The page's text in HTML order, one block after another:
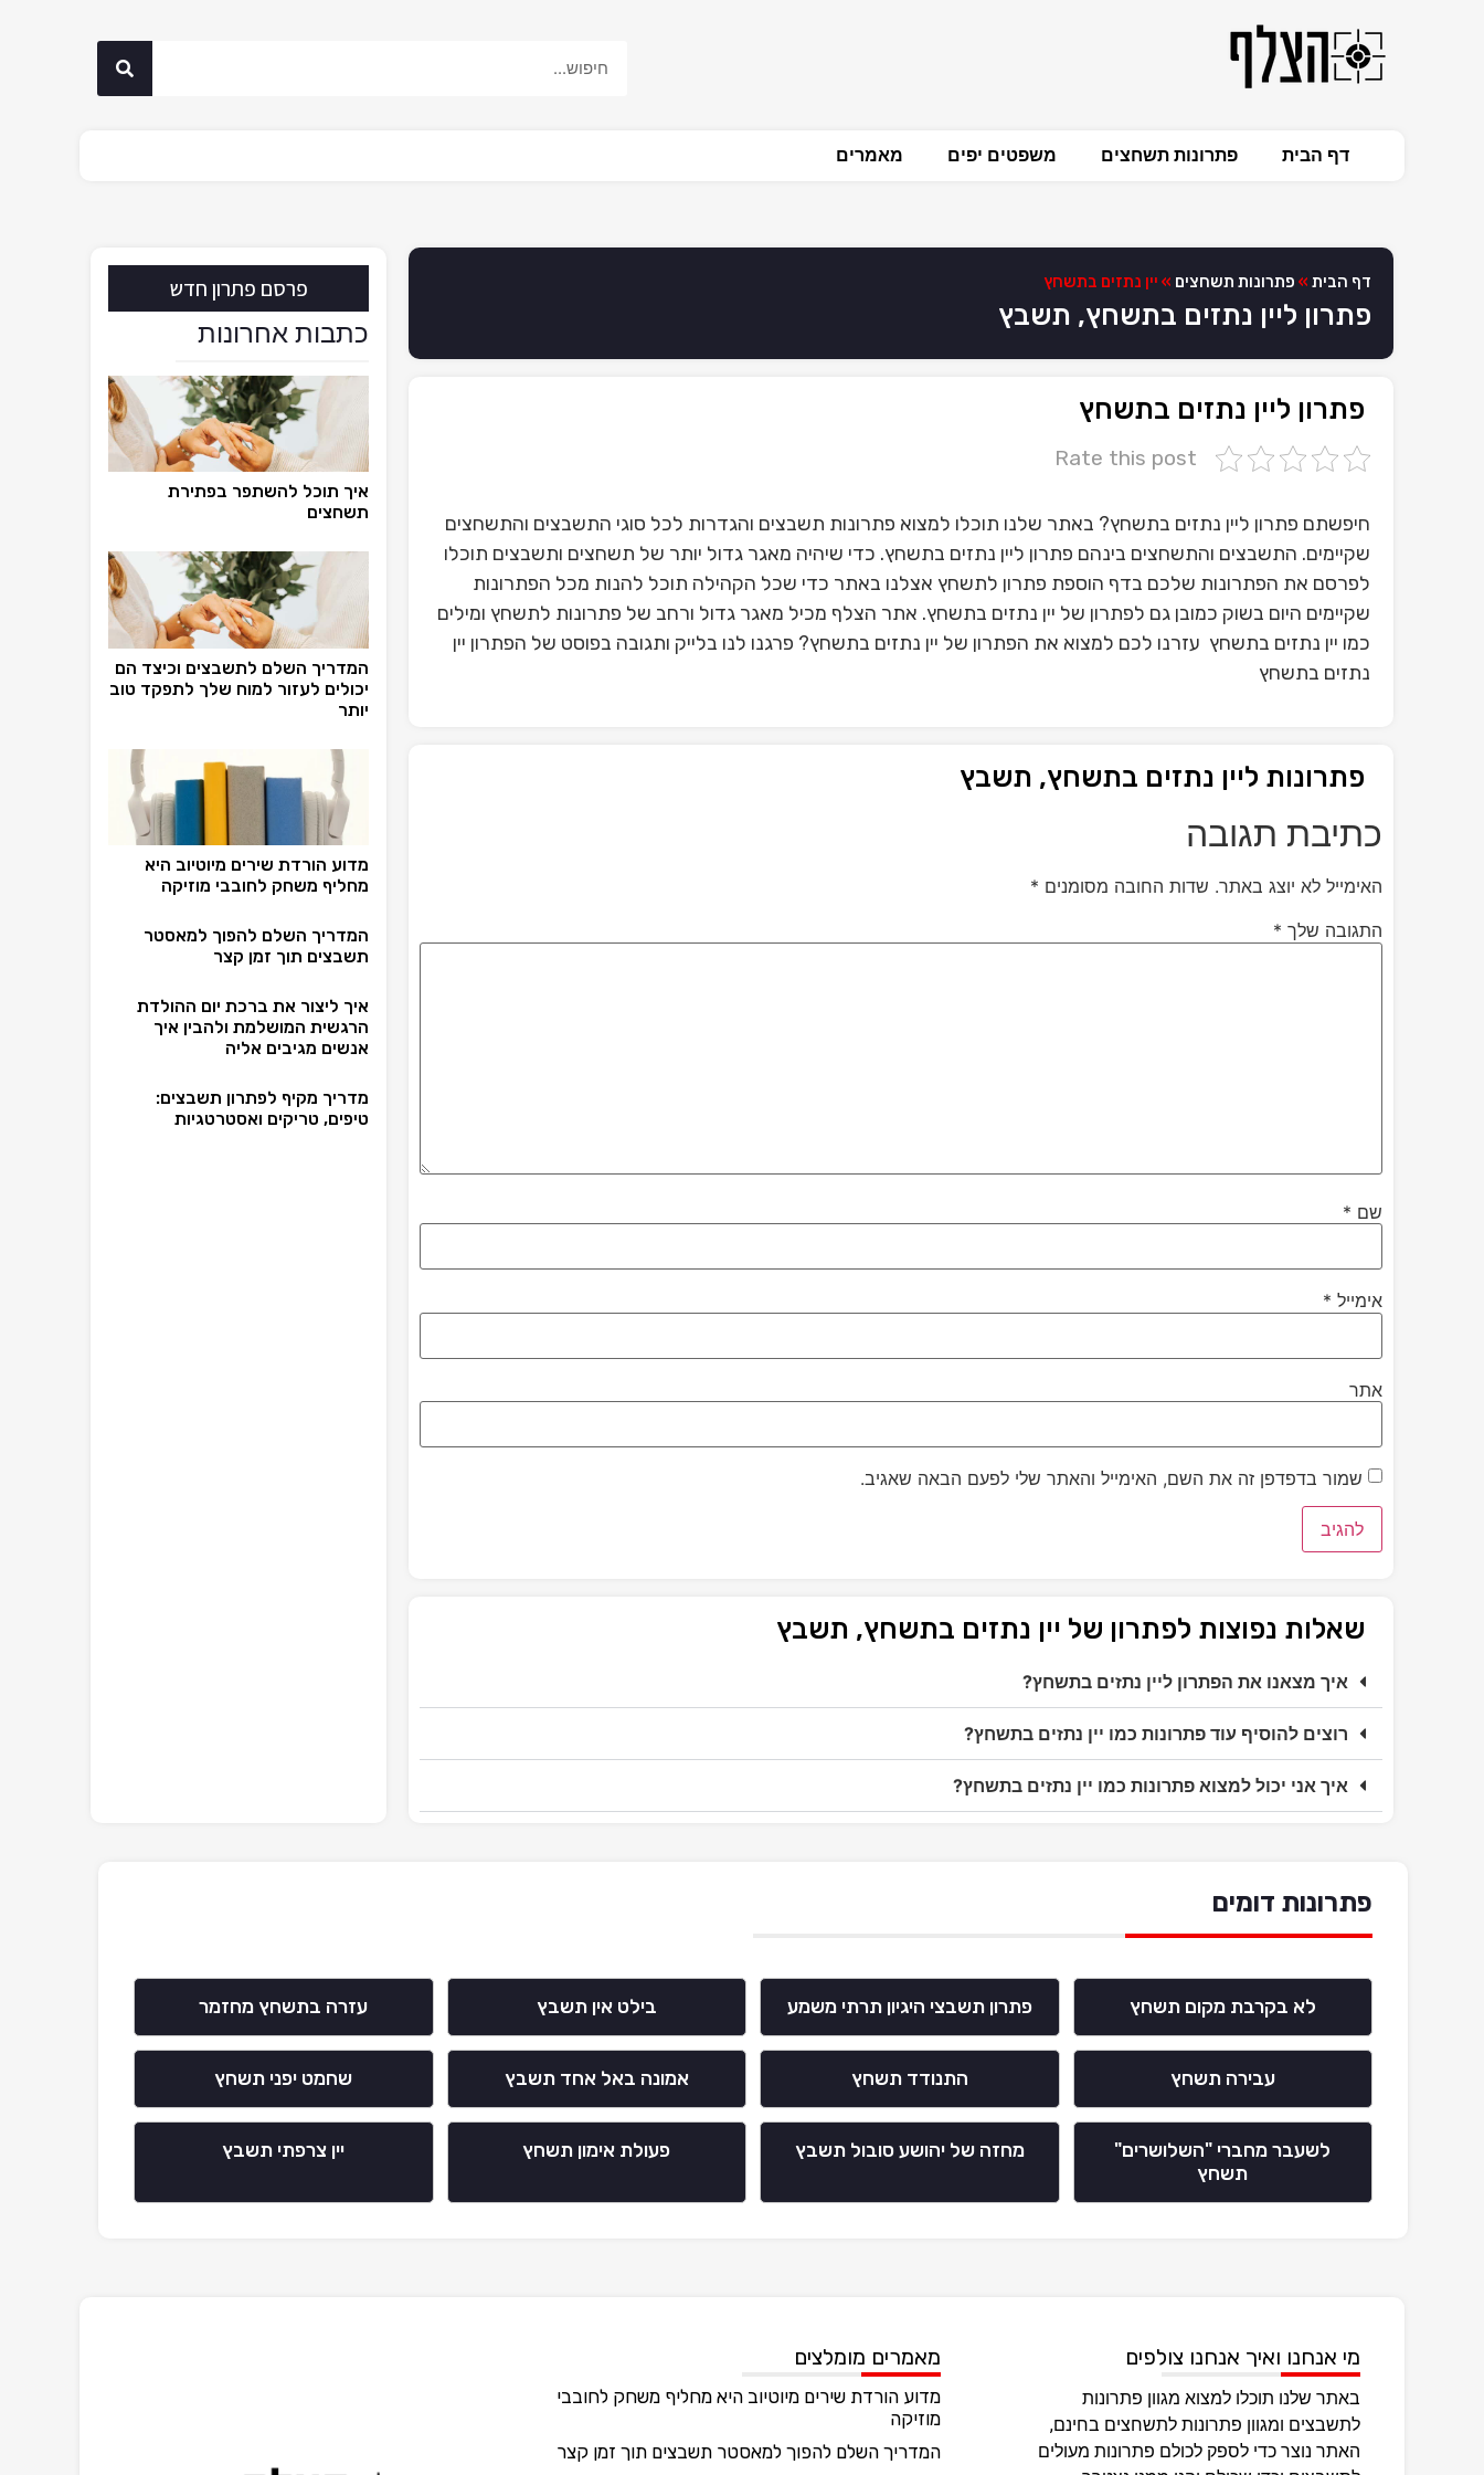
דף הבית פתרונות תשחצים משפטים יפים מאמרים
דף הבית » פתרונות תשחצים » יין נתזים בתשחץ
פתרון ליין נתזים בתשחץ, תשבץ
פתרון ליין נתזים בתשחץ
Rate this post
חיפשתם פתרון ליין נתזים בתשחץ? באתר שלנו תוכלו למצוא פתרונות תשבצים והגדרות לכל סוגי התשבצים והתשחצים
שקיימים. התשבצים והתשחצים בינהם פתרון ליין נתזים בתשחץ. כדי שיהיה מאגר גדול יותר של תשחצים ותשבצים תוכלו
לפרסם את הפתרונות שלכם בדף הוספת פתרון לתשחץ אצלנו באתר כדי שכל הקהילה תוכל להנות מכל הפתרונות
שקיימים היום בשוק כמובן גם לפתרון של יין נתזים בתשחץ. אתר הצלף מכיל מאגר גדול ורחב של פתרונות לתשחץ ומילים
כמו יין נתזים בתשחץ עזרנו לכם למצוא את הפתרון של יין נתזים בתשחץ? פרגנו לנו בלייק ותגובה בפוסט של הפתרון יין
נתזים בתשחץ
פתרונות ליין נתזים בתשחץ, תשבץ
כתיבת תגובה
האימייל לא יוצג באתר. שדות החובה מסומנים *
התגובה שלך *
שם *
אימייל *
אתר
שמור בדפדפן זה את השם, האימייל והאתר שלי לפעם הבאה שאגיב.
שאלות נפוצות לפתרון של יין נתזים בתשחץ, תשבץ
איך מצאנו את הפתרון ליין נתזים בתשחץ?
רוצים להוסיף עוד פתרונות כמו יין נתזים בתשחץ?
איך אני יכול למצוא פתרונות כמו יין נתזים בתשחץ?
פרסם פתרון חדש
כתבות אחרונות
איך תוכל להשתפר בפתירת
תשחצים
המדריך השלם לתשבצים וכיצד הם
יכולים לעזור למוח שלך לתפקד טוב
יותר
מדוע הורדת שירים מיוטיוב היא
מחליף משחק לחובבי מוזיקה
המדריך השלם להפוך למאסטר
תשבצים תוך זמן קצר
איך ליצור את ברכת יום ההולדת
הרגשית המושלמת ולהבין איך
אנשים מגיבים אליה
מדריך מקיף לפתרון תשבצים:
טיפים, טריקים ואסטרטגיות
פתרונות דומים
לא בקרבת מקום תשחץ פתרון תשבצי היגיון תרתי משמע בילט אין תשבץ עזרה בתשחץ מחזמר
עבירה תשחץ התנודד תשחץ אמונה באל אחד תשבץ שחמט יפני תשחץ
לשעבר מחברי "השלושרים"
תשחץ
מחזה של יהושע סובול תשבץ פעולת אימון תשחץ יין צרפתי תשבץ
מי אנחנו ואיך אנחנו צולפים
באתר שלנו תוכלו למצוא מגוון פתרונות
לתשבצים ומגוון פתרונות לתשחצים בחינם,
האתר נוצר כדי לספק לכולם פתרונות מעולים
מאמרים מומלצים
מדוע הורדת שירים מיוטיוב היא מחליף משחק לחובבי
מוזיקה
המדריך השלם להפוך למאסטר תשבצים תוך זמן קצר